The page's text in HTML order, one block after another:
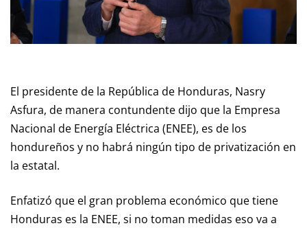
El presidente de la República de Honduras, Nasry
Asfura, de manera contundente dijo que la Empresa
Nacional de Energía Eléctrica (ENEE), es de los
hondureños y no habrá ningún tipo de privatización en
la estatal.
Enfatizó que el gran problema económico que tiene
Honduras es la ENEE, si no toman medidas eso va a